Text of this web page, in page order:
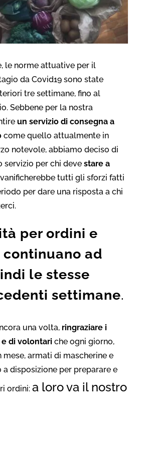
le norme attuative per il
da Covid19 sono state
tre settimane, fino al
Sebbene per la nostra
un servizio di consegna a
come quello attualmente in
notevole, abbiamo deciso di
servizio per chi deve stare a
tutti gli sforzi fatti
per dare una risposta a chi
per ordini e
continuano ad
le stesse
settimane.
una volta, ringraziare i
di volontari che ogni giorno,
armati di mascherine e
disposizione per preparare e
ordini: a loro va il nostro